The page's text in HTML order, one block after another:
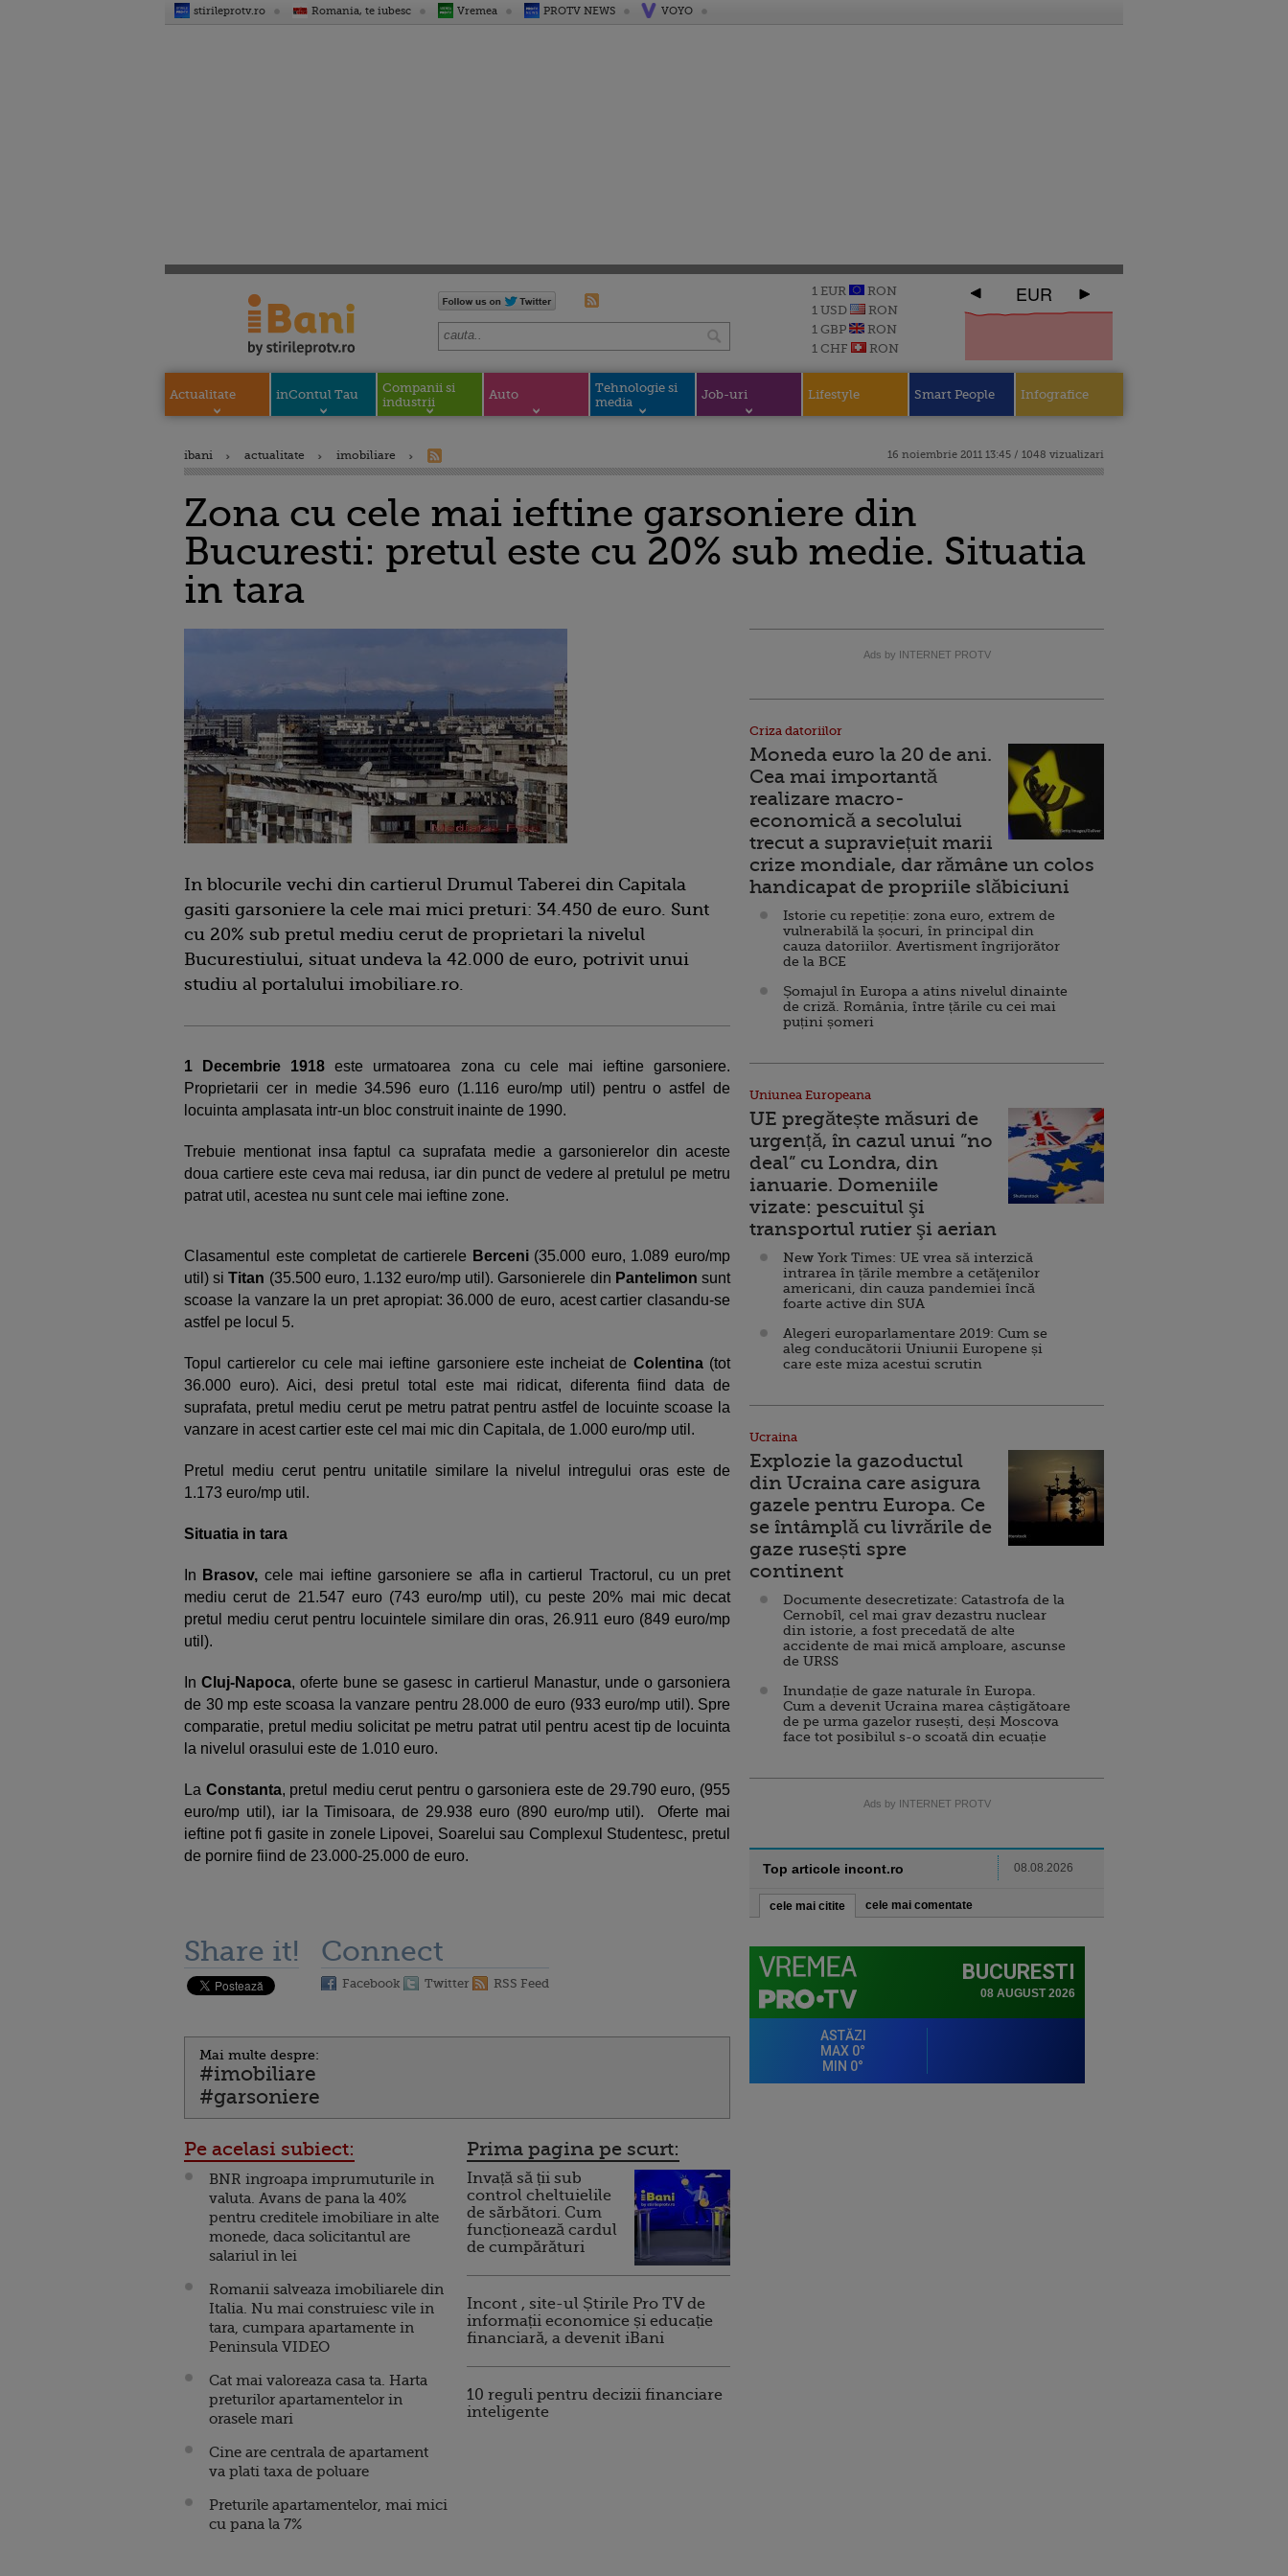
stirileprotv.ro Romania, te iubesc Vremea PROTV NEWS VOYO
1 EUR
RON
1 USD
RON
1 GBP
RON
1 CHF
RON
EUR
Actualitate inContul Tau
Companii si
industrii
Auto
Tehnologie si
media
Job-uri Lifestyle Smart People Infografice
ibani actualitate imobiliare 16 noiembrie 2011 13:45 / 1048 vizualizari
Zona cu cele mai ieftine garsoniere din
Bucuresti: pretul este cu 20% sub medie. Situatia
in tara
In blocurile vechi din cartierul Drumul Taberei din Capitala
gasiti garsoniere la cele mai mici preturi: 34.450 de euro. Sunt
cu 20% sub pretul mediu cerut de proprietari la nivelul
Bucurestiului, situat undeva la 42.000 de euro, potrivit unui
studiu al portalului imobiliare.ro.
1 Decembrie 1918 este urmatoarea zona cu cele mai ieftine garsoniere.
Proprietarii cer in medie 34.596 euro (1.116 euro/mp util) pentru o astfel de
locuinta amplasata intr-un bloc construit inainte de 1990.
Trebuie mentionat insa faptul ca suprafata medie a garsonierelor din aceste
doua cartiere este ceva mai redusa, iar din punct de vedere al pretulul pe metru
patrat util, acestea nu sunt cele mai ieftine zone.
Clasamentul este completat de cartierele Berceni (35.000 euro, 1.089 euro/mp
util) siTitan (35.500 euro, 1.132 euro/mp util). Garsonierele din Pantelimon sunt
scoase la vanzare la un pret apropiat: 36.000 de euro, acest cartier clasandu-se
astfel pe locul 5.
Topul cartierelor cu cele mai ieftine garsoniere este incheiat de Colentina(tot
36.000 euro). Aici, desi pretul total este mai ridicat, diferenta fiind data de
suprafata, pretul mediu cerut pe metru patrat pentru astfel de locuinte scoase la
vanzare in acest cartier este cel mai mic din Capitala, de 1.000 euro/mp util.
Pretul mediu cerut pentru unitatile similare la nivelul intregului oras este de
1.173 euro/mp util.
Situatia in tara
In Brasov, cele mai ieftine garsoniere se afla in cartierul Tractorul, cu un pret
mediu cerut de 21.547 euro (743 euro/mp util), cu peste 20% mai mic decat
pretul mediu cerut pentru locuintele similare din oras, 26.911 euro (849 euro/mp
util).
In Cluj-Napoca, oferte bune se gasesc in cartierul Manastur, unde o garsoniera
de 30 mp este scoasa la vanzare pentru 28.000 de euro (933 euro/mp util). Spre
comparatie, pretul mediu solicitat pe metru patrat util pentru acest tip de locuinta
la nivelul orasului este de 1.010 euro.
La Constanta, pretul mediu cerut pentru o garsoniera este de 29.790 euro, (955
euro/mp util), iar la Timisoara, de 29.938 euro (890 euro/mp util). Oferte mai
ieftine pot fi gasite in zonele Lipovei, Soarelui sau Complexul Studentesc, pretul
de pornire fiind de 23.000-25.000 de euro.
Share it! Connect
Facebook Twitter RSS Feed
Mai multe despre:
#imobiliare
#garsoniere
Pe acelasi subiect:
BNR ingroapa imprumuturile in
valuta. Avans de pana la 40%
pentru creditele imobiliare in alte
monede, daca solicitantul are
salariul in lei
Romanii salveaza imobiliarele din
Italia. Nu mai construiesc vile in
tara, cumpara apartamente in
Peninsula VIDEO
Cat mai valoreaza casa ta. Harta
preturilor apartamentelor in
orasele mari
Cine are centrala de apartament
va plati taxa de poluare
Preturile apartamentelor, mai mici
cu pana la 7%
Prima pagina pe scurt:
Invață să ții sub
control cheltuielile
de sărbători. Cum
funcționează cardul
de cumpărături
Incont , site-ul Știrile Pro TV de
informații economice și educație
financiară, a devenit iBani
10 reguli pentru decizii financiare
inteligente
Ads by INTERNET PROTV
Criza datoriilor
Moneda euro la 20 de ani.
Cea mai importantă
realizare macro-
economică a secolului
trecut a supraviețuit marii
crize mondiale, dar rămâne un colos
handicapat de propriile slăbiciuni
Istorie cu repetiție: zona euro, extrem de
vulnerabilă la șocuri, în principal din
cauza datoriilor. Avertisment îngrijorător
de la BCE
Șomajul în Europa a atins nivelul dinainte
de criză. România, între țările cu cei mai
puțini șomeri
Uniunea Europeana
UE pregătește măsuri de
urgență, în cazul unui ”no
deal” cu Londra, din
ianuarie. Domeniile
vizate: pescuitul şi
transportul rutier şi aerian
New York Times: UE vrea să interzică
intrarea în țările membre a cetăţenilor
americani, din cauza pandemiei încă
foarte active din SUA
Alegeri europarlamentare 2019: Cum se
aleg conducătorii Uniunii Europene și
care este miza acestui scrutin
Ucraina
Explozie la gazoductul
din Ucraina care asigura
gazele pentru Europa. Ce
se întâmplă cu livrările de
gaze rusești spre
continent
Documente desecretizate: Catastrofa de la
Cernobîl, cel mai grav dezastru nuclear
din istorie, a fost precedată de alte
accidente de mai mică amploare, ascunse
de URSS
Inundație de gaze naturale în Europa.
Cum a devenit Ucraina marea câștigătoare
de pe urma gazelor rusești, deși Moscova
face tot posibilul s-o scoată din ecuație
Ads by INTERNET PROTV
Top articole incont.ro 08.08.2026
cele mai citite cele mai comentate